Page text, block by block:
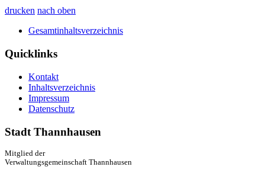
drucken nach oben
Gesamtinhaltsverzeichnis
Quicklinks
Kontakt
Inhaltsverzeichnis
Impressum
Datenschutz
Stadt Thannhausen
Mitglied der
Verwaltungsgemeinschaft Thannhausen